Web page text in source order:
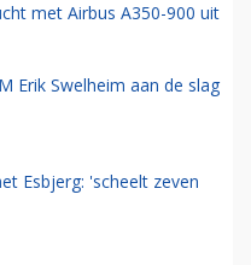
met Airbus A350-900 uit
Erik Swelheim aan de slag
Esbjerg: 'scheelt zeven